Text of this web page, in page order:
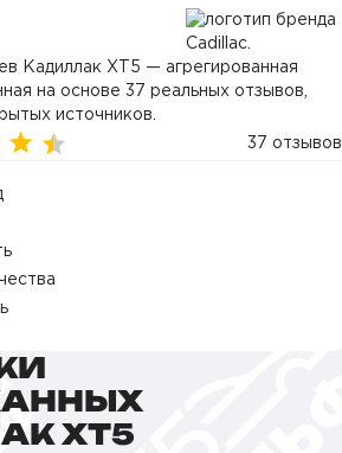
Кадиллак XT5 — агрегированная
на основе 37 реальных отзывов,
источников.
37 отзывов
XT5